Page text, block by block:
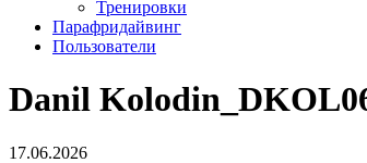
Тренировки
Парафридайвинг
Пользователи
Danil
17.06.2026